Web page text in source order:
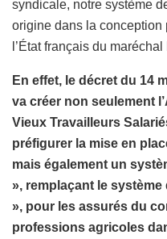
syndicale, notre système
origine dans la
l’État français du
En effet, le décret du 14
va créer non seulement
Vieux Travailleurs
préfigurer la mise en
mais également un
», remplaçant le
», pour les assurés du
professions agricoles